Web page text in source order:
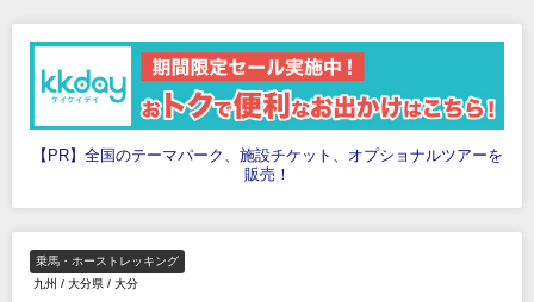
【PR】全国のテーマパーク、施設チケット、オプショナルツアーを
販売！
乗馬・ホーストレッキング
九州 / 大分県 / 大分